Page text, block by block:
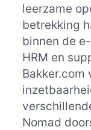
leerzame
betrekking
binnen de
HRM en
Bakker.com
Nomad